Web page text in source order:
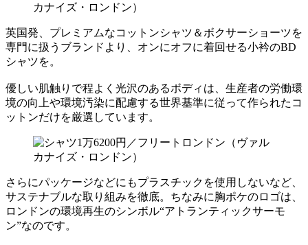
カナイズ・ロンドン）
英国発、プレミアムなコットンシャツ＆ボクサーショーツを
専門に扱うブランドより、オンにオフに着回せる小衿のBD
シャツを。
優しい肌触りで程よく光沢のあるボディは、生産者の労働環
境の向上や環境汚染に配慮する世界基準に従って作られたコ
ットンだけを厳選しています。
さらにパッケージなどにもプラスチックを使用しないなど、
サステナブルな取り組みを徹底。ちなみに胸ポケのロゴは、
ロンドンの環境再生のシンボル“アトランティックサーモ
ン”なのです。